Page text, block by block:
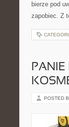
bierze pod
zapobiec. Z
POSTED